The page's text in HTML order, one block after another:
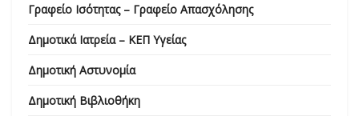
Γραφείο Ισότητας – Γραφείο Απασχόλησης
Δημοτικά Ιατρεία – ΚΕΠ Υγείας
Δημοτική Αστυνομία
Δημοτική Βιβλιοθήκη